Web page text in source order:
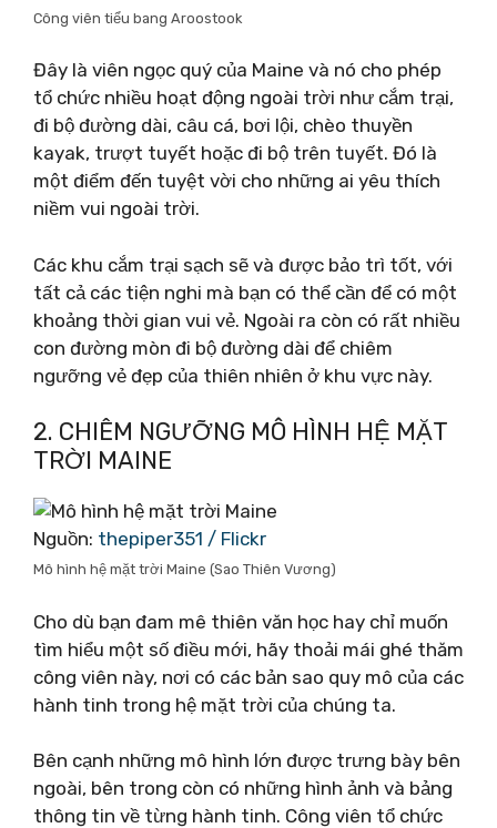
Công viên tiểu bang Aroostook
Đây là viên ngọc quý của Maine và nó cho phép
tổ chức nhiều hoạt động ngoài trời như cắm trại,
đi bộ đường dài, câu cá, bơi lội, chèo thuyền
kayak, trượt tuyết hoặc đi bộ trên tuyết. Đó là
một điểm đến tuyệt vời cho những ai yêu thích
niềm vui ngoài trời.
Các khu cắm trại sạch sẽ và được bảo trì tốt, với
tất cả các tiện nghi mà bạn có thể cần để có một
khoảng thời gian vui vẻ. Ngoài ra còn có rất nhiều
con đường mòn đi bộ đường dài để chiêm
ngưỡng vẻ đẹp của thiên nhiên ở khu vực này.
2. CHIÊM NGƯỠNG MÔ HÌNH HỆ MẶT
TRỜI MAINE
Nguồn: thepiper351 / Flickr
Mô hình hệ mặt trời Maine (Sao Thiên Vương)
Cho dù bạn đam mê thiên văn học hay chỉ muốn
tìm hiểu một số điều mới, hãy thoải mái ghé thăm
công viên này, nơi có các bản sao quy mô của các
hành tinh trong hệ mặt trời của chúng ta.
Bên cạnh những mô hình lớn được trưng bày bên
ngoài, bên trong còn có những hình ảnh và bảng
thông tin về từng hành tinh. Công viên tổ chức